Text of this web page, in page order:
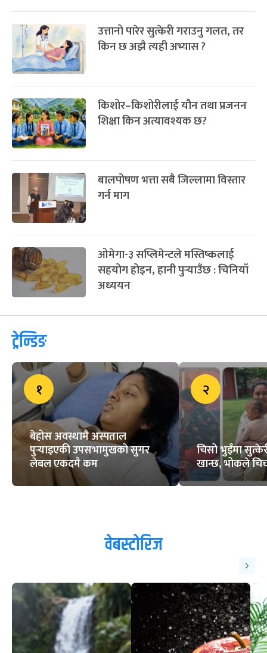
उत्तानो पारेर सुत्केरी गराउनु गलत, तर
किन छ अझै त्यही अभ्यास ?
किशोर–किशोरीलाई यौन तथा प्रजनन
शिक्षा किन अत्यावश्यक छ?
बालपोषण भत्ता सबै जिल्लामा विस्तार
गर्न माग
ओमेगा-३ सप्लिमेन्टले मस्तिष्कलाई
सहयोग होइन, हानी पुर्‍याउँछ : चिनियाँ
अध्ययन
ट्रेन्डिङ
१
बेहोस अवस्थामै अस्पताल
पुर्‍याइएकी उपसभामुखको सुगर
लेबल एकदमै कम
२
चिसो भुइँमा
खान्छ, भोकले
वेबस्टोरिज